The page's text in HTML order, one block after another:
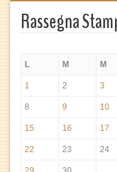
Rassegna
L
M M
1 2 3
8 9 10
15 16 17
22 23 24